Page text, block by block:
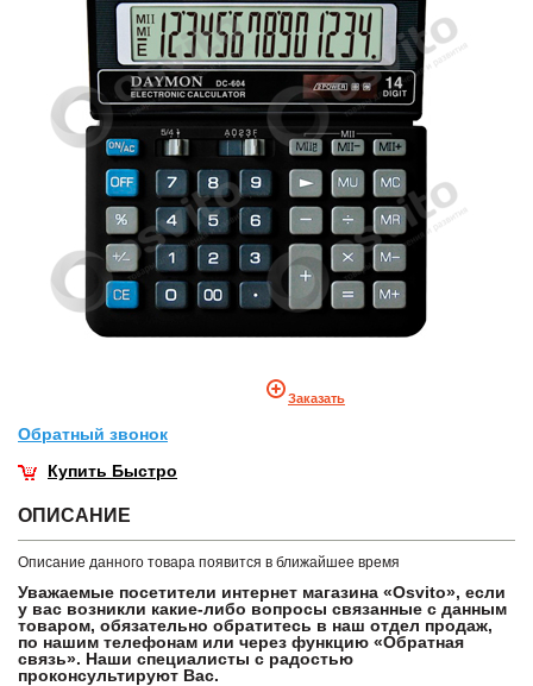
Заказать
Обратный звонок
Купить Быстро
ОПИСАНИЕ
Описание данного товара появится в ближайшее время
Уважаемые посетители интернет магазина «Osvito», если
у вас возникли какие-либо вопросы связанные с данным
товаром, обязательно обратитесь в наш отдел продаж,
по нашим телефонам или через функцию «Обратная
связь». Наши специалисты с радостью
проконсультируют Вас.